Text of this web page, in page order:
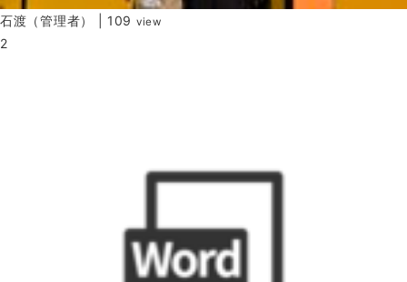
石渡（管理者） 109 view
2